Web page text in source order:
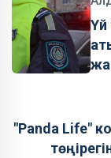
Үй
"Panda Life"